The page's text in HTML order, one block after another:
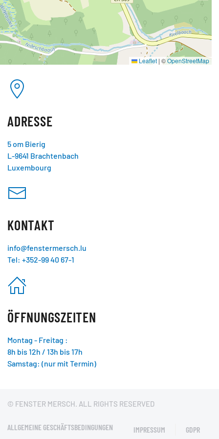
Leaflet | ©OpenStreetMap
ADRESSE
5 om Bierig
L-9641 Brachtenbach
Luxembourg
KONTAKT
info@fenstermersch.lu
Tel: +352-99 40 67-1
ÖFFNUNGSZEITEN
Montag - Freitag :
8h bis 12h / 13h bis 17h
Samstag: (nur mit Termin)
© FENSTER MERSCH. ALL RIGHTS RESERVED
ALLGEMEINE GESCHÄFTSBEDINGUNGEN IMPRESSUM GDPR